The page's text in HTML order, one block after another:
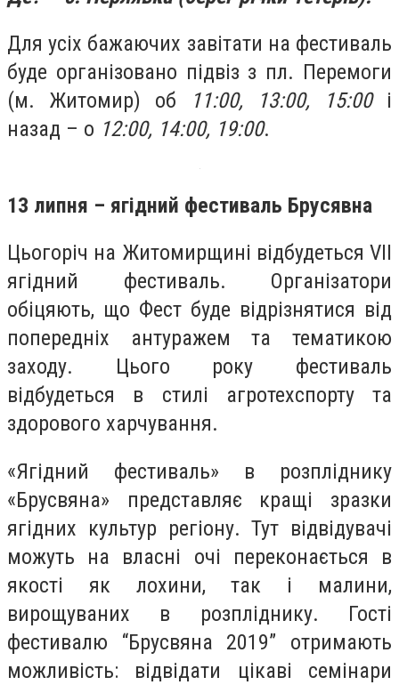
Для усіх бажаючих завітати на фестиваль
буде організовано підвіз з пл. Перемоги
(м. Житомир) об
11:00, 13:00, 15:00і
назад – о 12:00, 14:00, 19:00.
13 липня – ягідний фестиваль Брусявна
Цьогоріч на Житомирщині відбудеться VII
ягідний фестиваль. Організатори
обіцяють, що Фест буде відрізнятися від
попередніх антуражем та тематикою
заходу. Цього року фестиваль
відбудеться в стилі агротехспорту та
здорового харчування.
«Ягідний фестиваль» в розпліднику
«Брусвяна» представляє кращі зразки
ягідних культур регіону. Тут відвідувачі
можуть на власні очі переконається в
якості як лохини, так і малини,
вирощуваних в розпліднику. Гості
фестивалю “Брусвяна 2019” отримають
можливість: відвідати цікаві семінари